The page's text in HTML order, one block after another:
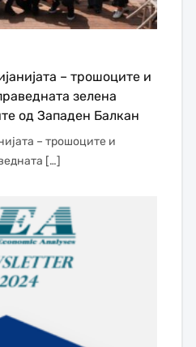
– трошоците и
зелена
од Западен Балкан
– трошоците и
[…]